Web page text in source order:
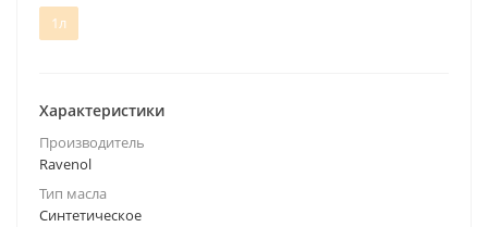
1л
Характеристики
Производитель
Ravenol
Тип масла
Синтетическое